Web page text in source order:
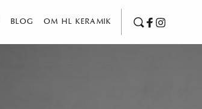
BLOG OM HL KERAMIK